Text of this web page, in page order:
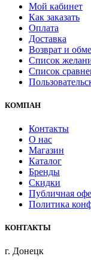
Мой кабинет
Как заказать
Оплата
Доставка
Возврат и
Список
Список
КОМПАН
Контакты
О нас
Магазин
Каталог
Бренды
Скидки
Публичная
Политика
КОНТАКТЫ
г. Донецк